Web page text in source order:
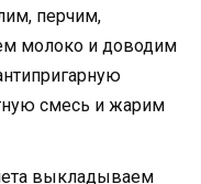
перчим,
молоко и доводим
смесь и жарим
выкладываем